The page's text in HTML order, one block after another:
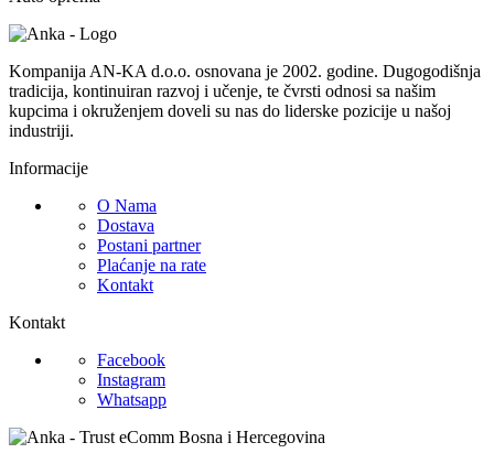
Kompanija AN-KA d.o.o. osnovana je 2002. godine. Dugogodišnja
tradicija, kontinuiran razvoj i učenje, te čvrsti odnosi sa našim
kupcima i okruženjem doveli su nas do liderske pozicije u našoj
industriji.
Informacije
O Nama
Dostava
Postani partner
Plaćanje na rate
Kontakt
Kontakt
Facebook
Instagram
Whatsapp